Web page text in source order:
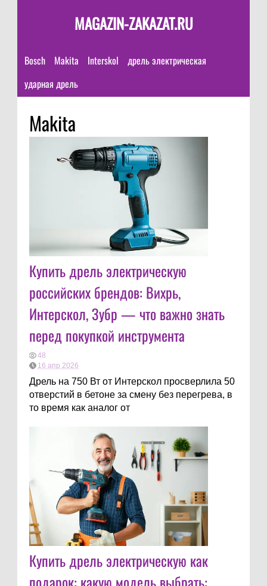
MAGAZIN-ZAKAZAT.RU
Bosch Makita Interskol
дрель электрическая
ударная дрель
Makita
Купить дрель электрическую
российских брендов: Вихрь,
Интерскол, Зубр — что важно знать
перед покупкой инструмента
48
16 апр 2026
Дрель на 750 Вт от Интерскол просверлила 50
отверстий в бетоне за смену без перегрева, в
то время как аналог от
Купить дрель электрическую как